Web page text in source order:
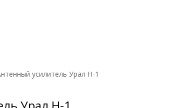
усилитель Урал Н-1